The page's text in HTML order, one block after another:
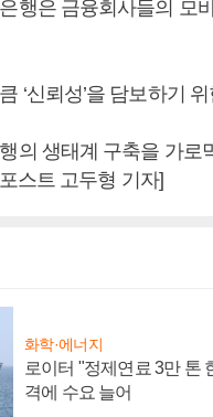
행은 금융회사들의 모
‘신뢰성’을 담보하기
의 생태계 구축을 가로
스트 고두형 기자]
화학·에너지
로이터 "정제연료 3만 톤
격에 수요 늘어